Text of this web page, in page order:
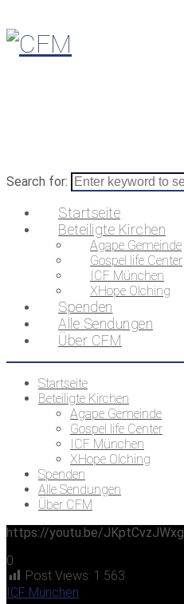
Search for:
Startseite
Beteiligte Kirchen
Agape Gemeinde
Gospel life Center
ICF München
XHope Olching
Spenden
Alle Sendungen
Über CFM
Startseite
Beteiligte Kirchen
Agape Gemeinde
Gospel life Center
ICF München
XHope Olching
Spenden
Alle Sendungen
Über CFM
https://youtu.be/JKptCvzJWxg
0
Post Views: 1.563
ICF München